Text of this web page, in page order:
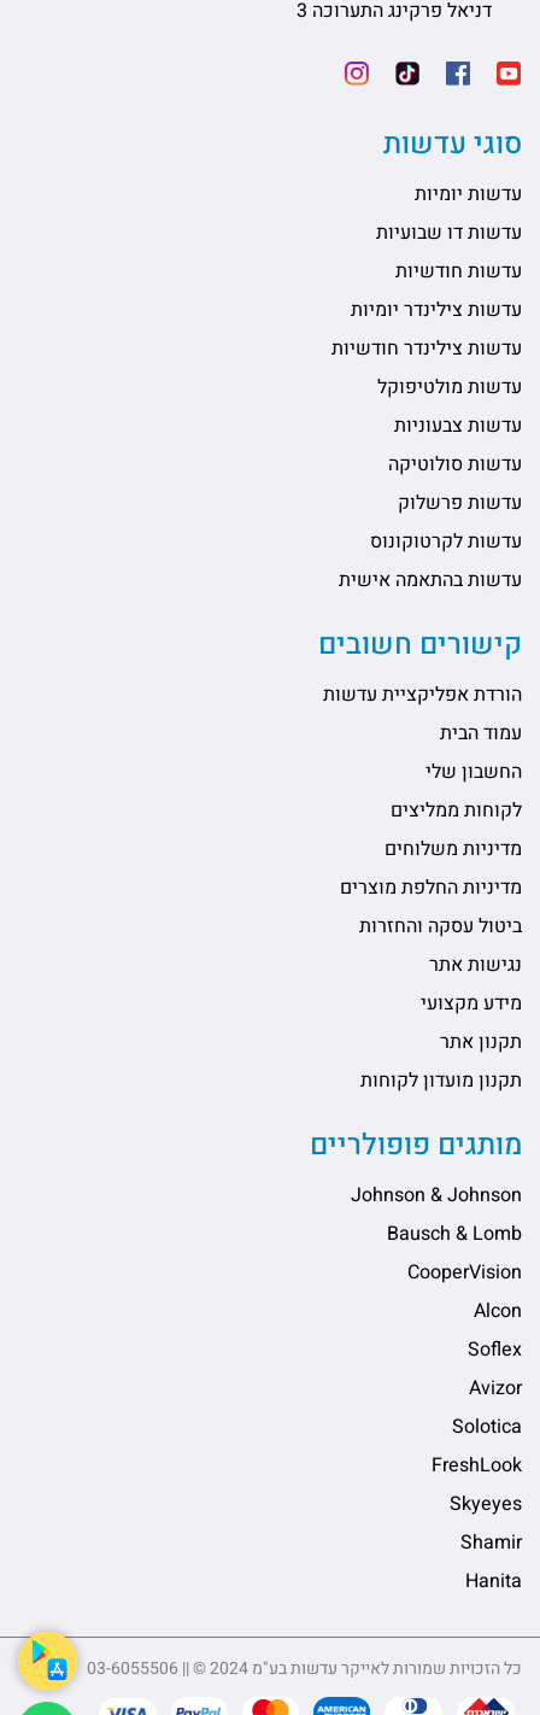
דניאל פרקינג התערוכה 3
סוגי עדשות
עדשות יומיות
עדשות דו שבועיות
עדשות חודשיות
עדשות צילינדר יומיות
עדשות צילינדר חודשיות
עדשות מולטיפוקל
עדשות צבעוניות
עדשות סולוטיקה
עדשות פרשלוק
עדשות לקרטוקונוס
עדשות בהתאמה אישית
קישורים חשובים
הורדת אפליקציית עדשות
עמוד הבית
החשבון שלי
לקוחות ממליצים
מדיניות משלוחים
מדיניות החלפת מוצרים
ביטול עסקה והחזרות
נגישות אתר
מידע מקצועי
תקנון אתר
תקנון מועדון לקוחות
מותגים פופולריים
Johnson & Johnson
Bausch & Lomb
CooperVision
Alcon
Soflex
Avizor
Solotica
FreshLook
Skyeyes
Shamir
Hanita
כל הזכויות שמורות לאייקר עדשות בע"מ 2024 © || 03-6055506